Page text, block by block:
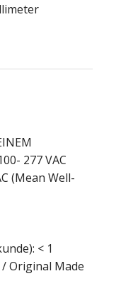
277 VAC
(Mean Well-
< 1
Original Made